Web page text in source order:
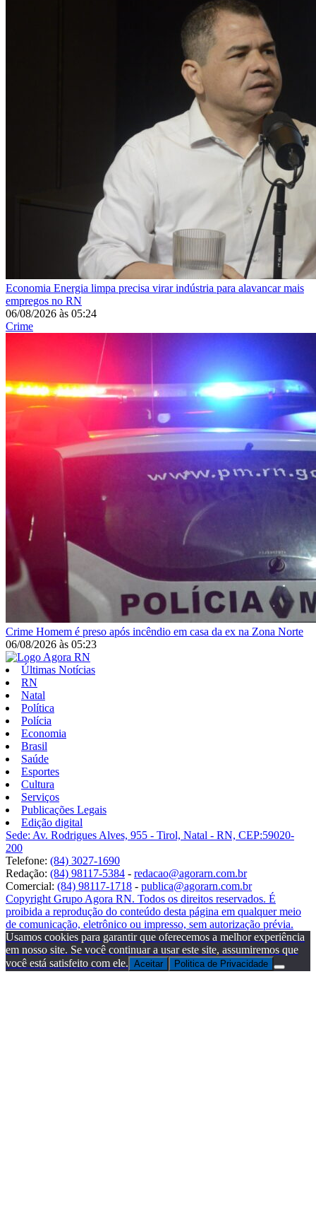
Economia Energia limpa precisa virar indústria para alavancar mais
empregos no RN
06/08/2026 às 05:24
Crime
Crime Homem é preso após incêndio em casa da ex na Zona Norte
06/08/2026 às 05:23
Últimas Notícias
RN
Natal
Política
Polícia
Economia
Brasil
Saúde
Esportes
Cultura
Serviços
Publicações Legais
Edição digital
Sede: Av. Rodrigues Alves, 955 - Tirol, Natal - RN, CEP:59020-
200
Telefone: (84) 3027-1690
Redação: (84) 98117-5384 - redacao@agorarn.com.br
Comercial: (84) 98117-1718 - publica@agorarn.com.br
Copyright Grupo Agora RN. Todos os direitos reservados. É
proibida a reprodução do conteúdo desta página em qualquer meio
de comunicação, eletrônico ou impresso, sem autorização prévia.
Usamos cookies para garantir que oferecemos a melhor experiência
em nosso site. Se você continuar a usar este site, assumiremos que
você está satisfeito com ele. Aceitar Politica de Privacidade